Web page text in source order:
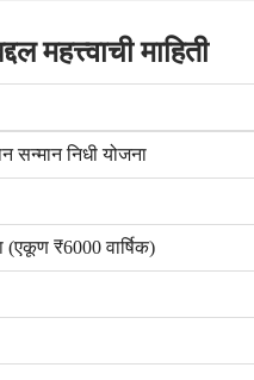
महत्त्वाची माहिती
सन्मान निधी योजना
(एकूण ₹6000 वार्षिक)